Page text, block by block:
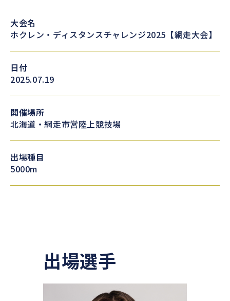
大会名
ホクレン・ディスタンスチャレンジ2025【網走大会】
日付
2025.07.19
開催場所
北海道・網走市営陸上競技場
出場種目
5000m
出場選手